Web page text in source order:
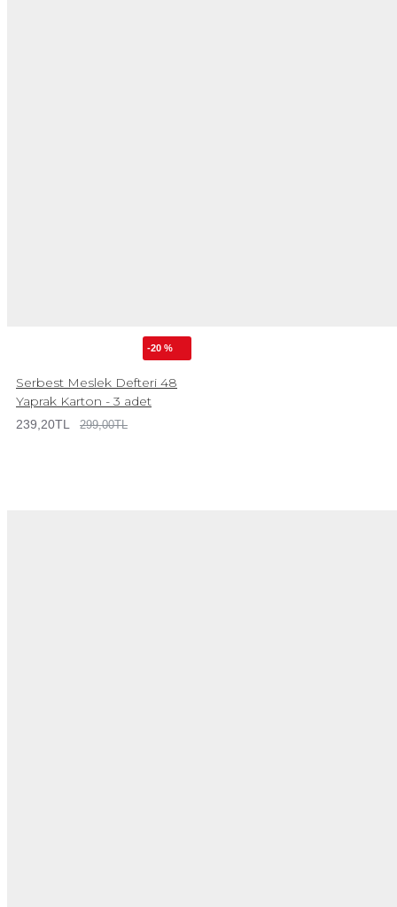
-20 %
Serbest Meslek Defteri 48
Yaprak Karton - 3 adet
239,20TL 299,00TL